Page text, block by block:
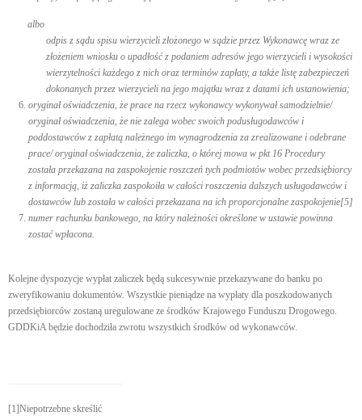
albo
odpis z sądu spisu wierzycieli złożonego w sądzie przez Wykonawcę wraz ze
złożeniem wniosku o upadłość z podaniem adresów jego wierzycieli i wysokości
wierzytelności każdego z nich oraz terminów zapłaty, a także listę zabezpieczeń
dokonanych przez wierzycieli na jego majątku wraz z datami ich ustanowienia;
oryginał oświadczenia, że prace na rzecz wykonawcy wykonywał samodzielnie/
oryginał oświadczenia, że nie zalega wobec swoich podusługodawców i
poddostawców z zapłatą należnego im wynagrodzenia za zrealizowane i odebrane
prace/ oryginał oświadczenia, że zaliczka, o której mowa w pkt 16 Procedury
została przekazana na zaspokojenie roszczeń tych podmiotów wobec przedsiębiorcy
z informacją, iż zaliczka zaspokoiła w całości roszczenia dalszych usługodawców i
dostawców lub została w całości przekazana na ich proporcjonalne zaspokojenie[5]
numer rachunku bankowego, na który należności określone w ustawie powinna
zostać wpłacona.
Kolejne dyspozycje wypłat zaliczek będą sukcesywnie przekazywane do banku po
zweryfikowaniu dokumentów. Wszystkie pieniądze na wypłaty dla poszkodowanych
przedsiębiorców zostaną uregulowane ze środków Krajowego Funduszu Drogowego.
GDDKiA będzie dochodziła zwrotu wszystkich środków od wykonawców.
[1]Niepotrzebne skreślić